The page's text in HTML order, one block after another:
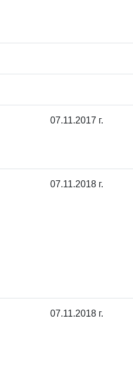
07.11.2017 г.
07.11.2018 г.
07.11.2018 г.